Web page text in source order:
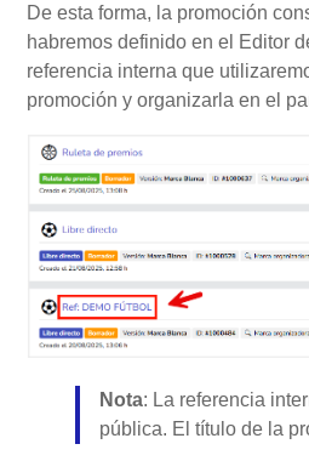
De esta forma, la promoción
habremos definido en el Editor
referencia interna que
promoción y organizarla en el
Nota: La referencia
pública. El título de la